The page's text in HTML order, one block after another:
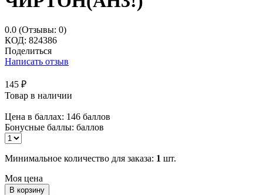
0.0 (Отзывы: 0)
КОД: 824386
Поделиться
Написать отзыв
145 ₽
Товар в наличии
Цена в баллах: 146 баллов
Бонусные баллы: баллов
Минимальное количество для заказа: 1 шт.
Моя цена
В корзину